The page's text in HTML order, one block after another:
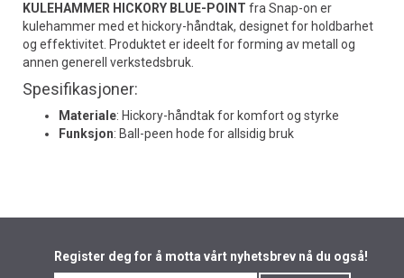
KULEHAMMER HICKORY BLUE-POINT fra Snap-on er
kulehammer med et hickory-håndtak, designet for holdbarhet
og effektivitet. Produktet er ideelt for forming av metall og
annen generell verkstedsbruk.
Spesifikasjoner:
Materiale: Hickory-håndtak for komfort og styrke
Funksjon: Ball-peen hode for allsidig bruk
Register deg for å motta vårt nyhetsbrev nå du også!